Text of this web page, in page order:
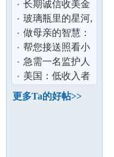
分租 室
长期诚信收美金
与人民币
玻璃瓶里的星河,
好美啊！
做母亲的智慧：
值得大家读一读
帮您接送照看小
朋友 yorbalinda
急需一名监护人
可以到尔湾签字
的那种
美国：低收入者
领取房租代金券
更多Ta的好帖>>